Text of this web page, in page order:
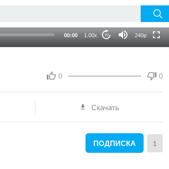
00:00 1.00x 10 240p
0 0
Скачать
ПОДПИСКА 1